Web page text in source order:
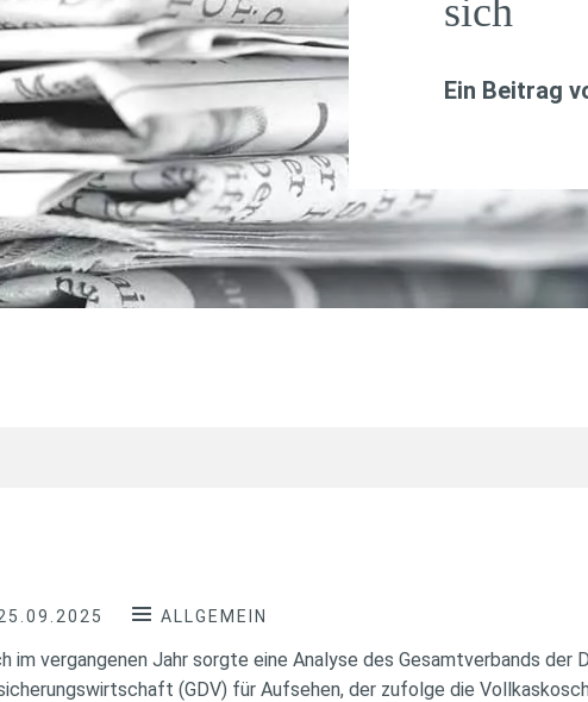
sich
Ein Beitrag
ALLGEMEIN
im vergangenen Jahr sorgte eine Analyse des Gesamtverbands der
(GDV) für Aufsehen, der zufolge die